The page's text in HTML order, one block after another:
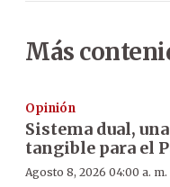
Más
Opinión
Sistema dual,
tangible para el
Agosto 8, 2026 04:00 a. m.